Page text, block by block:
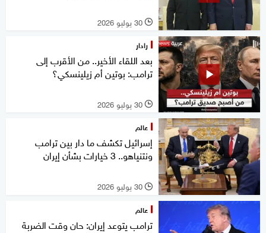
l 30 يوليو 2026
رادار
بعد اللقاء الأخير.. من الأقرب إلى
ترامب: بوتين أم زيلينسكي؟
l 30 يوليو 2026
عالم
إسرائيل تكشف ما دار بين ترامب
ونتنياهو.. 3 خيارات بشأن إيران
l 30 يوليو 2026
عالم
ترامب يتوعد إيران: حان وقت الضربة